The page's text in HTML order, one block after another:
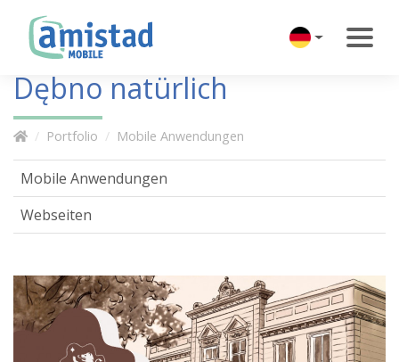
Dębno natürlich
Portfolio Mobile Anwendungen
Mobile Anwendungen
Webseiten